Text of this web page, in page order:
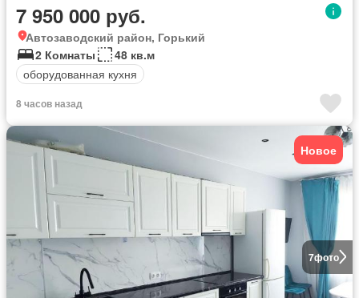
7 950 000 руб.
Автозаводский район, Горький
2 Комнаты
48 кв.м
оборудованная кухня
8 часов назад
7фото
Новое